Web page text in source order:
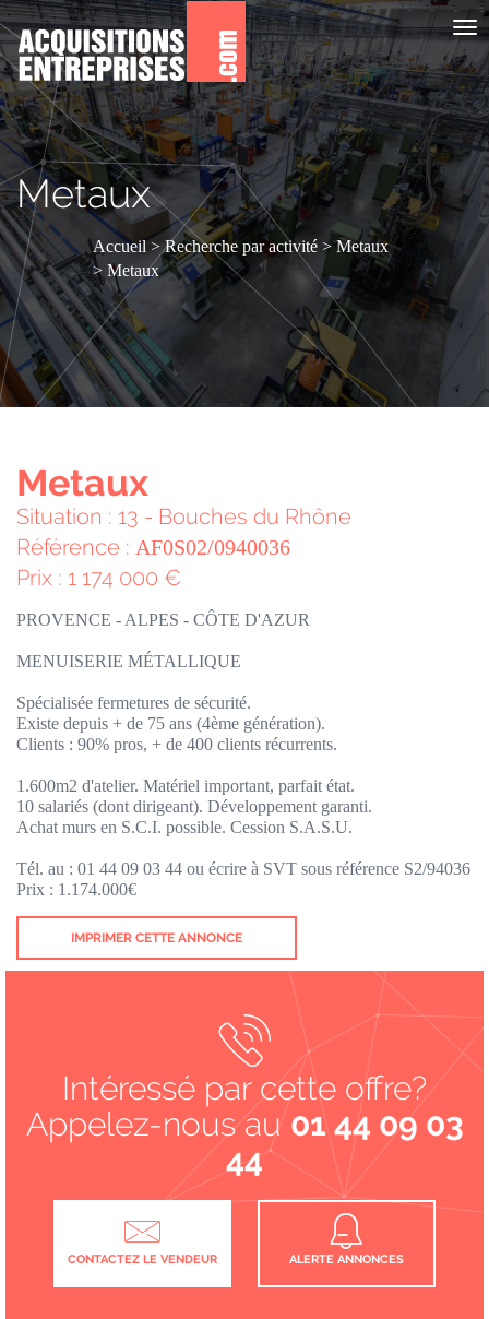
le
Metaux
Accueil Recherche par activité
Metaux
Metaux
Metaux
Situation : 13 - Bouches du Rhône
Référence : AF0S02/0940036
Prix : 1 174 000 €
PROVENCE - ALPES - CÔTE D'AZUR
MENUISERIE MÉTALLIQUE
Spécialisée fermetures de sécurité.
Existe depuis + de 75 ans (4ème génération).
Clients : 90% pros, + de 400 clients récurrents.
1.600m2 d'atelier. Matériel important, parfait état.
10 salariés (dont dirigeant). Développement garanti.
Achat murs en S.C.I. possible. Cession S.A.S.U.
Tél. au : 01 44 09 03 44 ou écrire à SVT sous référence S2/94036
Prix : 1.174.000€
IMPRIMER CETTE ANNONCE
Intéressé par cette offre?
Appelez-nous au01 44 09 03
44
CONTACTEZ LE VENDEUR ALERTE ANNONCES